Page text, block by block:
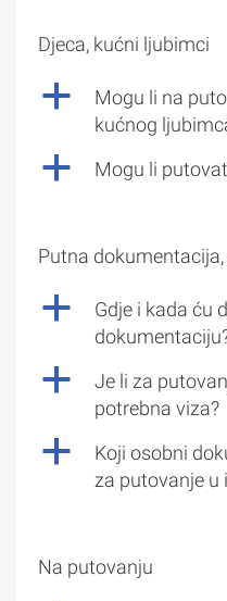
Djeca, kućni ljubimci
a
Mogu li na
kućnog
a Mogu li
Putna
a
Gdje i kada ću
a
Je li za
potrebna viza?
a
Koji osobni
za putovanje u
Na putovanju